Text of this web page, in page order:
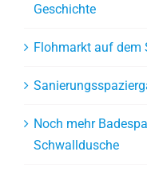
Geschichte
Flohmarkt auf dem
Noch mehr
Schwalldusche